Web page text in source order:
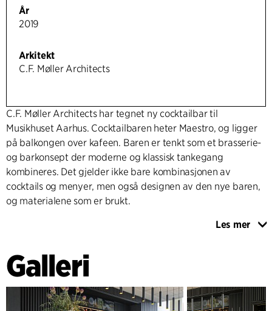
År
2019
Arkitekt
C.F. Møller Architects
C.F. Møller Architects har tegnet ny cocktailbar til
Musikhuset Aarhus. Cocktailbaren heter Maestro, og ligger
på balkongen over kafeen. Baren er tenkt som et brasserie-
og barkonsept der moderne og klassisk tankegang
kombineres. Det gjelder ikke bare kombinasjonen av
cocktails og menyer, men også designen av den nye baren,
og materialene som er brukt.
Materialer av god og holdbar kvalitet er tungt vektet i
hvite temaet, som gradvis har erstattet den originale
interiørdesignen og som sist ble brukt i etableringen av
billettsalg i 2016. Svartbeiset eikelister og finérplater er
brukt som gjennomgående element. Barens 5555 mm lange
Les mer
Galleri